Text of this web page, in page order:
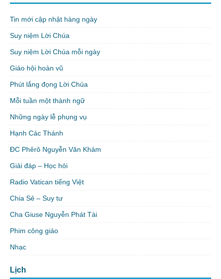
Tin mới cập nhật hàng ngày
Suy niệm Lời Chúa
Suy niệm Lời Chúa mỗi ngày
Giáo hội hoàn vũ
Phút lắng đọng Lời Chúa
Mỗi tuần một thành ngữ
Những ngày lễ phụng vụ
Hạnh Các Thánh
ĐC Phêrô Nguyễn Văn Khảm
Giải đáp – Học hỏi
Radio Vatican tiếng Việt
Chia Sẻ – Suy tư
Cha Giuse Nguyễn Phát Tài
Phim công giáo
Nhạc
Lịch